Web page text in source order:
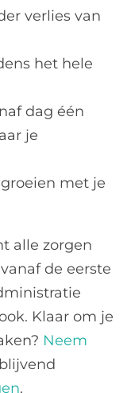
verlies van
het hele
dag één
je
met je
alle zorgen
de eerste
Klaar om je
Neem
.